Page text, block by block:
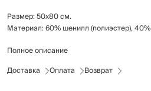
Размер: 50x80 см.
Материал: 60% шенилл (полиэстер), 40%
Обратная сторона имеет
месте дома.
Полное описание
Доставка
Оплата Возврат